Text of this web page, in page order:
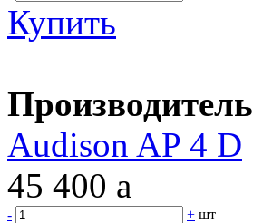
Купить
Производитель
Audison AP 4 D
45 400 a
- + шт